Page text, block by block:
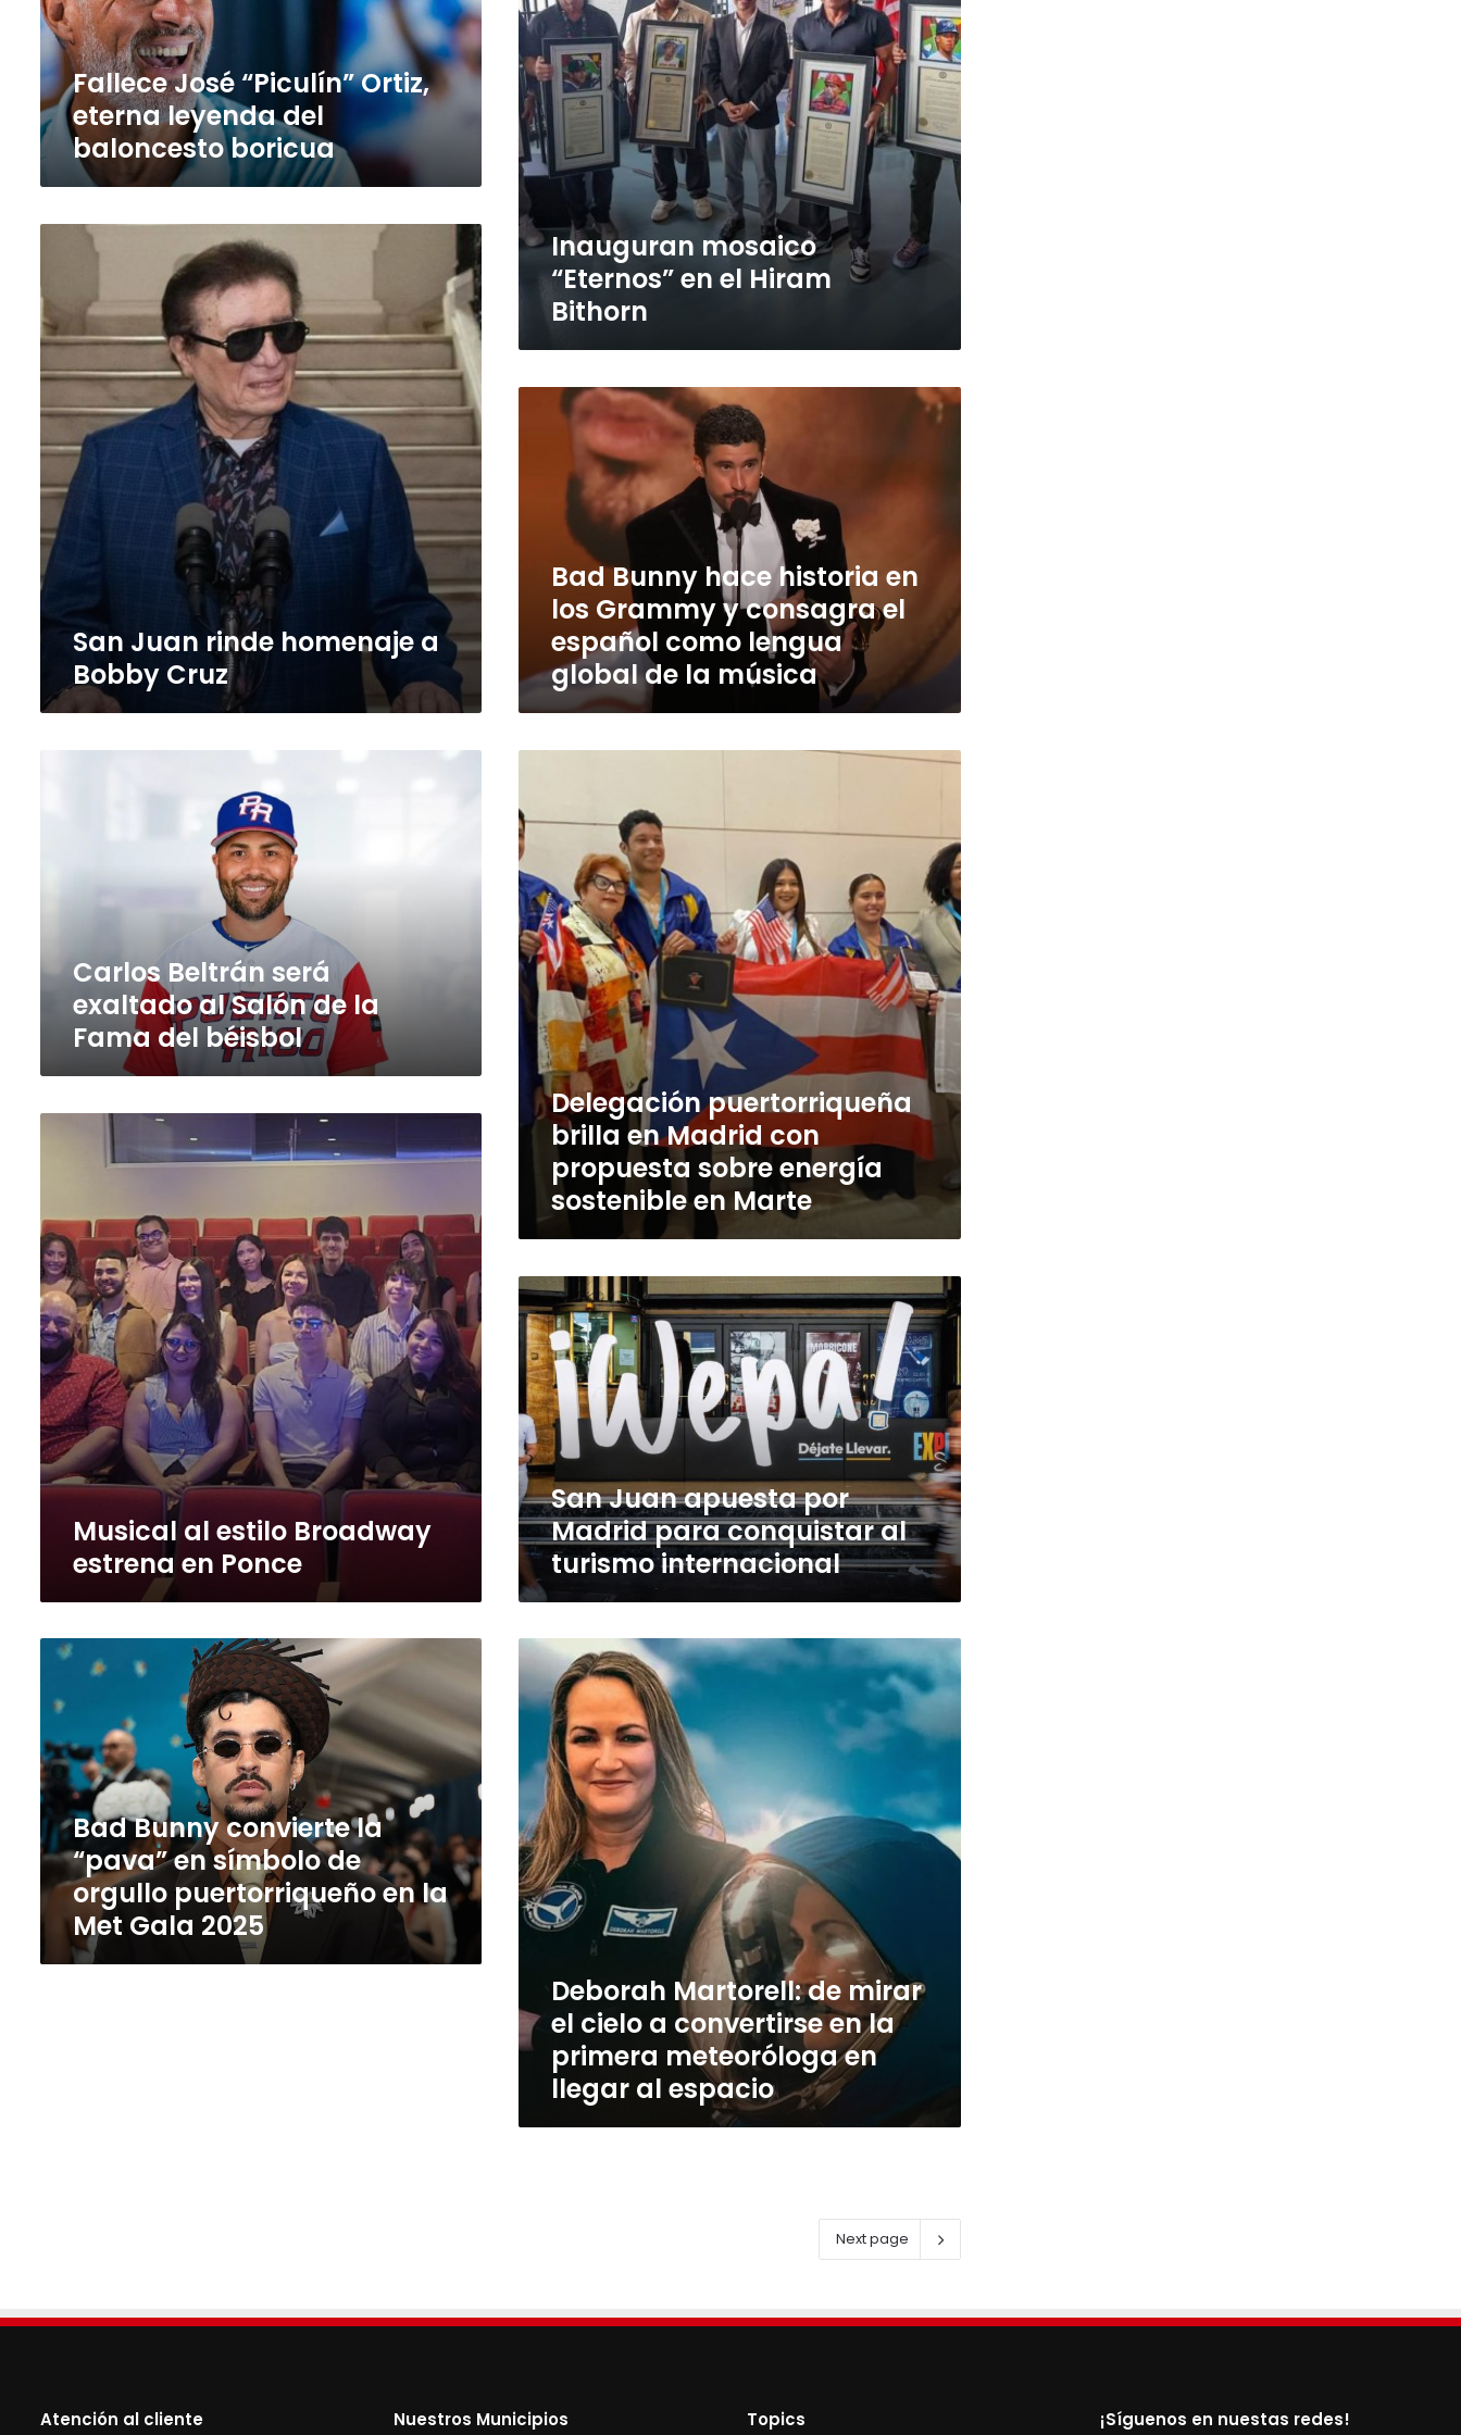
del
baloncesto
boricua
Fallece José “Piculín” Ortiz,
eterna leyenda del
baloncesto boricua
Bithorn
Inauguran mosaico
“Eternos” en el Hiram
Bithorn
homenaje
a
Bobby
Cruz
San Juan rinde homenaje a
Bobby Cruz
Grammy
consagra
español
como
lengua
global
de
Bad Bunny hace historia en
los Grammy y consagra el
español como lengua
global de la música
béisbolCarlos Beltrán será
exaltado al Salón de la
Fama del béisbol
brilla
en
Madrid
con
propuesta
sobre
energía
sostenible
en
Marte
Delegación puertorriqueña
brilla en Madrid con
propuesta sobre energía
sostenible en Marte
estrena
en
Ponce
Musical al estilo Broadway
estrena en Ponce
San
Juan
apuesta
por
Madrid
para
conquistar
al
turismo
internacional
San Juan apuesta por
Madrid para conquistar al
turismo internacional
Bad
convierte
“pava”
en
símbolo
de
orgullo
puertorriqueño
Met
Gala
2025
Bad Bunny convierte la
“pava” en símbolo de
orgullo puertorriqueño en la
Met Gala 2025
Deborah
Martorell:
de
mirar
cielo
a
convertirse
en
la
primera
meteoróloga
en
espacioDeborah Martorell: de mirar
el cielo a convertirse en la
primera meteoróloga en
llegar al espacio
Next page
Atención al cliente Nuestros Municipios Topics ¡Síguenos en nuestas redes!